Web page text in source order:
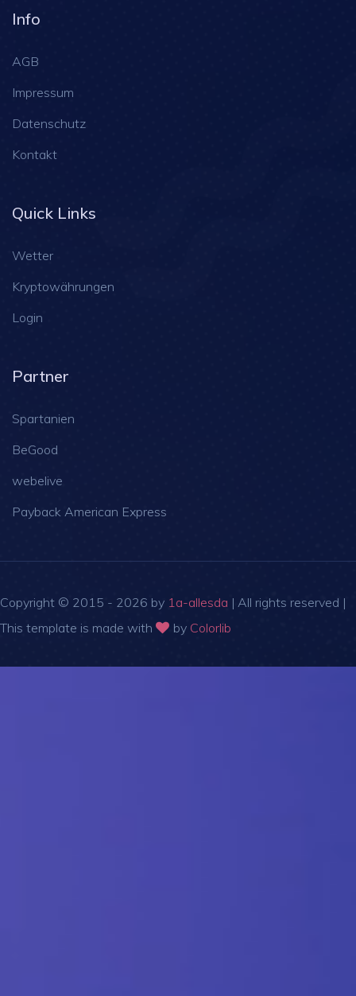
Info
AGB
Impressum
Datenschutz
Kontakt
Quick Links
Wetter
Kryptowährungen
Login
Partner
Spartanien
BeGood
webelive
Payback American Express
Copyright © 2015 - 2026 by 1a-allesda | All rights reserved |
This template is made with
by Colorlib